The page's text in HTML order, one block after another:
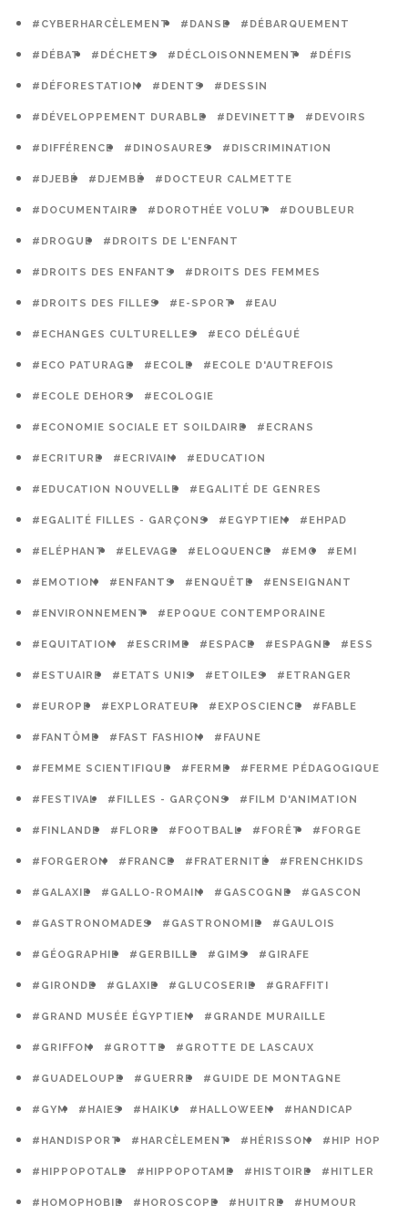
#CYBERHARCÈLEMENT #DANSE #DÉBARQUEMENT
#DÉBAT #DÉCHETS #DÉCLOISONNEMENT #DÉFIS
#DÉFORESTATION #DENTS #DESSIN
#DÉVELOPPEMENT DURABLE #DEVINETTE #DEVOIRS
#DIFFÉRENCE #DINOSAURES #DISCRIMINATION
#DJEBÉ #DJEMBÉ #DOCTEUR CALMETTE
#DOCUMENTAIRE #DOROTHÉE VOLUT #DOUBLEUR
#DROGUE #DROITS DE L'ENFANT
#DROITS DES ENFANTS #DROITS DES FEMMES
#DROITS DES FILLES #E-SPORT #EAU
#ECHANGES CULTURELLES #ECO DÉLÉGUÉ
#ECO PATURAGE #ECOLE #ECOLE D'AUTREFOIS
#ECOLE DEHORS #ECOLOGIE
#ECONOMIE SOCIALE ET SOILDAIRE #ECRANS
#ECRITURE #ECRIVAIN #EDUCATION
#EDUCATION NOUVELLE #EGALITÉ DE GENRES
#EGALITÉ FILLES - GARÇONS #EGYPTIEN #EHPAD
#ELÉPHANT #ELEVAGE #ELOQUENCE #EMC #EMI
#EMOTION #ENFANTS #ENQUÊTE #ENSEIGNANT
#ENVIRONNEMENT #EPOQUE CONTEMPORAINE
#EQUITATION #ESCRIME #ESPACE #ESPAGNE #ESS
#ESTUAIRE #ETATS UNIS #ETOILES #ETRANGER
#EUROPE #EXPLORATEUR #EXPOSCIENCE #FABLE
#FANTÔME #FAST FASHION #FAUNE
#FEMME SCIENTIFIQUE #FERME #FERME PÉDAGOGIQUE
#FESTIVAL #FILLES - GARÇONS #FILM D'ANIMATION
#FINLANDE #FLORE #FOOTBALL #FORÊT #FORGE
#FORGERON #FRANCE #FRATERNITÉ #FRENCHKIDS
#GALAXIE #GALLO-ROMAIN #GASCOGNE #GASCON
#GASTRONOMADES #GASTRONOMIE #GAULOIS
#GÉOGRAPHIE #GERBILLE #GIMS #GIRAFE
#GIRONDE #GLAXIE #GLUCOSERIE #GRAFFITI
#GRAND MUSÉE ÉGYPTIEN #GRANDE MURAILLE
#GRIFFON #GROTTE #GROTTE DE LASCAUX
#GUADELOUPE #GUERRE #GUIDE DE MONTAGNE
#GYM #HAIES #HAIKU #HALLOWEEN #HANDICAP
#HANDISPORT #HARCÈLEMENT #HÉRISSON #HIP HOP
#HIPPOPOTALE #HIPPOPOTAME #HISTOIRE #HITLER
#HOMOPHOBIE #HOROSCOPE #HUITRE #HUMOUR